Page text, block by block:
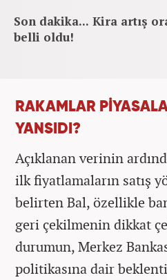
Son dakika... Kira artış
belli oldu!
RAKAMLAR
YANSIDI?
Açıklanan verinin
ilk fiyatlamaların satış
belirten Bal, özellikle
geri çekilmenin dikkat
durumun, Merkez
politikasına dair